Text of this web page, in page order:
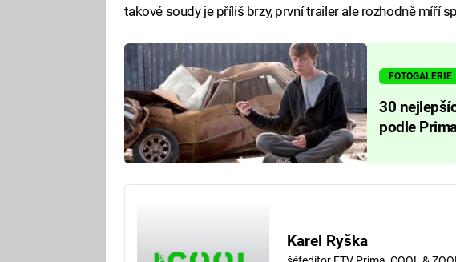
takové soudy je příliš brzy, první trailer ale rozhodně míří
FOTOGALERIE
30
podle
Karel Ryška